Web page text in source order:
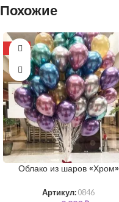
Похожие
-11%
Облако из шаров «Хром»
Артикул: 0846